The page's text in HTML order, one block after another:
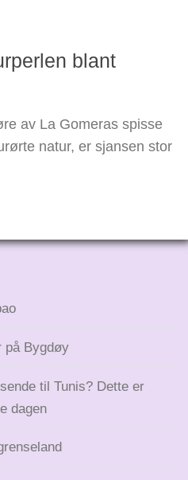
blant
av La Gomeras spisse
natur, er sjansen stor
på Bygdøy
til Tunis? Dette er
dagen